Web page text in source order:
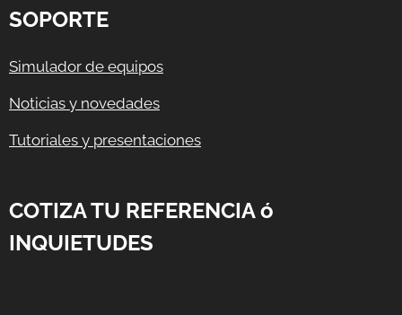
SOPORTE
Simulador de equipos
Noticias y novedades
Tutoriales y presentaciones
COTIZA TU REFERENCIA ó
INQUIETUDES